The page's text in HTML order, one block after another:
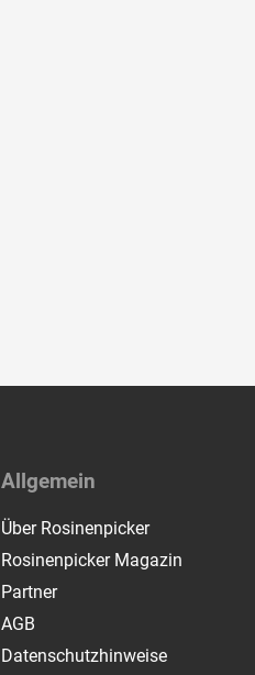
Allgemein
Über Rosinenpicker
Rosinenpicker Magazin
Partner
AGB
Datenschutzhinweise